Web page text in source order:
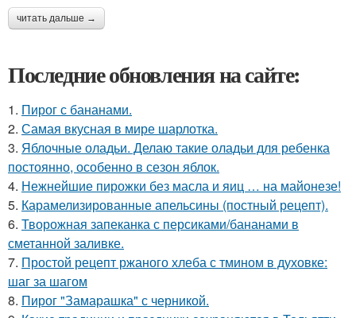
читать дальше →
Последние обновления на сайте:
1. Пирог с бананами.
2. Самая вкусная в мире шарлотка.
3. Яблочные оладьи. Делаю такие оладьи для ребенка
постоянно, особенно в сезон яблок.
4. Нежнейшие пирожки без масла и яиц … на майонезе!
5. Карамелизированные апельсины (постный рецепт).
6. Творожная запеканка с персиками/бананами в
сметанной заливке.
7. Простой рецепт ржаного хлеба с тмином в духовке:
шаг за шагом
8. Пирог "Замарашка" с черникой.